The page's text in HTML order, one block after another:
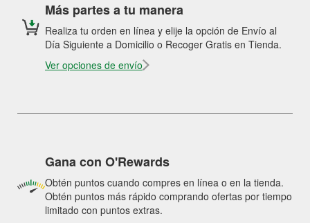
Más partes a tu manera
Realiza tu orden en línea y elije la opción de Envío al
Día Siguiente a Domicilio o Recoger Gratis en Tienda.
Ver opciones de envío
Gana con O'Rewards
Obtén puntos cuando compres en línea o en la tienda.
Obtén puntos más rápido comprando ofertas por tiempo
limitado con puntos extras.